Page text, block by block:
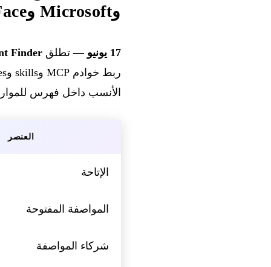
وMicrosoft وHugging Face وGoDaddy)
17 يونيو — تطلق GitHub Finder
الأنسب داخل فهرس
العنصر
الإتاحة
المواصفة المفتوحة
شركاء المواصفة